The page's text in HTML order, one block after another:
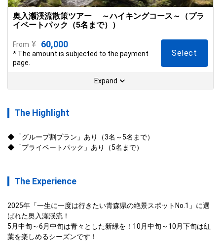
奥入瀬渓流散策ツアー ～ハイキングコース～（プラ
イベートパック（5名まで））
From ¥ 60,000
* The amount is subjected to the payment
page.
Select
Expand
The Highlight
◆「グループ割プラン」あり（3名～5名まで）
◆「プライベートパック」あり（5名まで）
The Experience
2025年「一生に一度は行きたい青森県の絶景スポットNo.1」に選
ばれた奥入瀬渓流！
5月中旬～6月中旬は青々とした新緑を！10月中旬～10月下旬は紅
葉を楽しめるシーズンです！